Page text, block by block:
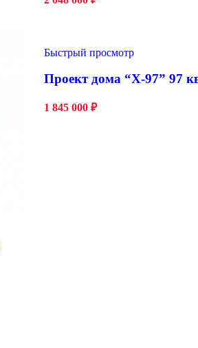
Быстрый просмотр
Проект дома “Х-97” 97
1 845 000 ₽